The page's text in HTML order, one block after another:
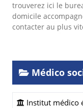
trouverez ici le
domicile
contacter au plus
Médico
Institut médico